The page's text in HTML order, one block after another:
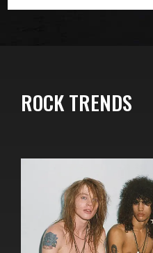
ROCK TRENDS